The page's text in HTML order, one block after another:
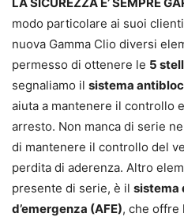
modo particolare ai suoi
nuova Gamma Clio diversi
permesso di ottenere le 5
segnaliamo il sistema
aiuta a mantenere il controllo
arresto. Non manca di serie
di mantenere il controllo del
perdita di aderenza. Altro
presente di serie, è il sistema
d’emergenza (AFE), che offre